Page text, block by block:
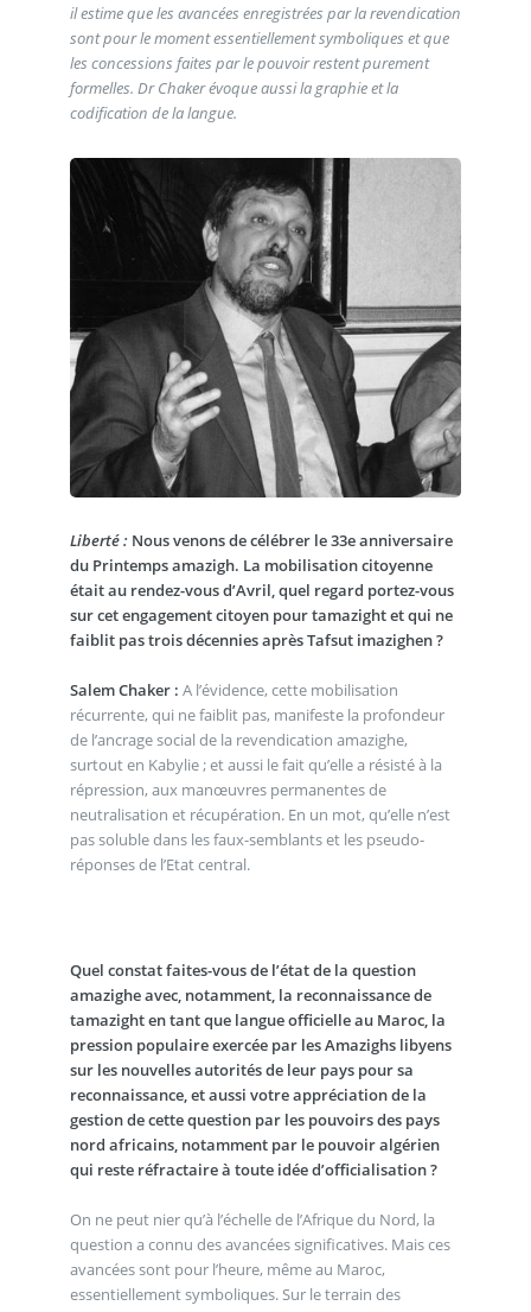
il estime que les avancées enregistrées par la revendication
sont pour le moment essentiellement symboliques et que
les concessions faites par le pouvoir restent purement
formelles. Dr Chaker évoque aussi la graphie et la
codification de la langue.
Liberté : Nous venons de célébrer le 33e anniversaire
du Printemps amazigh. La mobilisation citoyenne
était au rendez-vous d’Avril, quel regard portez-vous
sur cet engagement citoyen pour tamazight et qui ne
faiblit pas trois décennies après Tafsut imazighen ?
Salem Chaker : A l’évidence, cette mobilisation
récurrente, qui ne faiblit pas, manifeste la profondeur
de l’ancrage social de la revendication amazighe,
surtout en Kabylie ; et aussi le fait qu’elle a résisté à la
répression, aux manœuvres permanentes de
neutralisation et récupération. En un mot, qu’elle n’est
pas soluble dans les faux-semblants et les pseudo-
réponses de l’Etat central.
Quel constat faites-vous de l’état de la question
amazighe avec, notamment, la reconnaissance de
tamazight en tant que langue officielle au Maroc, la
pression populaire exercée par les Amazighs libyens
sur les nouvelles autorités de leur pays pour sa
reconnaissance, et aussi votre appréciation de la
gestion de cette question par les pouvoirs des pays
nord africains, notamment par le pouvoir algérien
qui reste réfractaire à toute idée d’officialisation ?
On ne peut nier qu’à l’échelle de l’Afrique du Nord, la
question a connu des avancées significatives. Mais ces
avancées sont pour l’heure, même au Maroc,
essentiellement symboliques. Sur le terrain des